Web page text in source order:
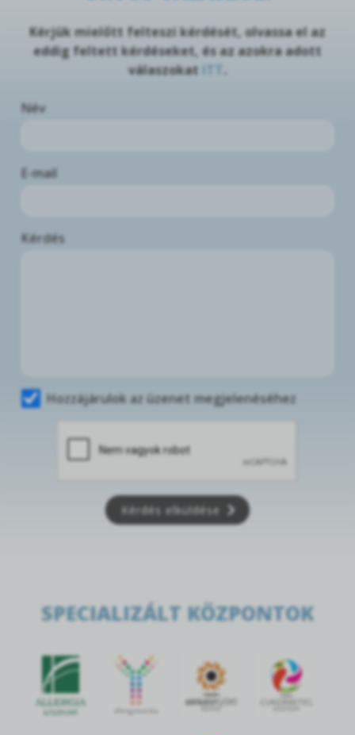
Kérjük mielőtt felteszi kérdését, olvassa el az
eddig feltett kérdéseket, és az azokra adott
válaszokat
Név
E-mail
Kérdés
Hozzájárulok az üzenet megjelenéséhez
Kérdés elküldése
SPECIALIZÁLT KÖZPONTOK